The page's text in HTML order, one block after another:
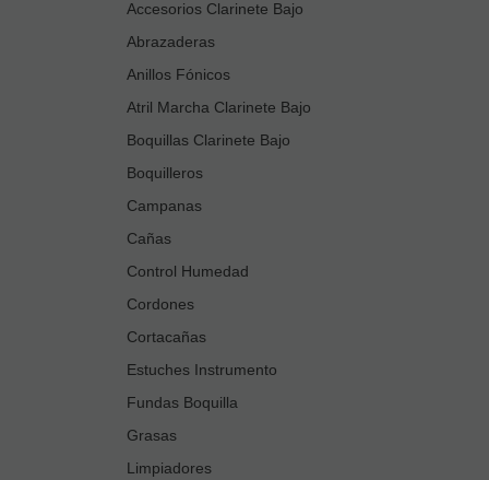
Accesorios Clarinete Bajo
Abrazaderas
Anillos Fónicos
Atril Marcha Clarinete Bajo
Boquillas Clarinete Bajo
Boquilleros
Campanas
Cañas
Control Humedad
Cordones
Cortacañas
Estuches Instrumento
Fundas Boquilla
Grasas
Limpiadores